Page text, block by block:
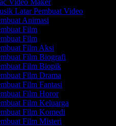
Video Maker
Latar Pembuat Video
Animasi
Film
Film
Film Aksi
Film Biografi
Film Biopik
Film Drama
Film Fantasi
Film Horor
Film Keluarga
Film Komedi
Film Misteri